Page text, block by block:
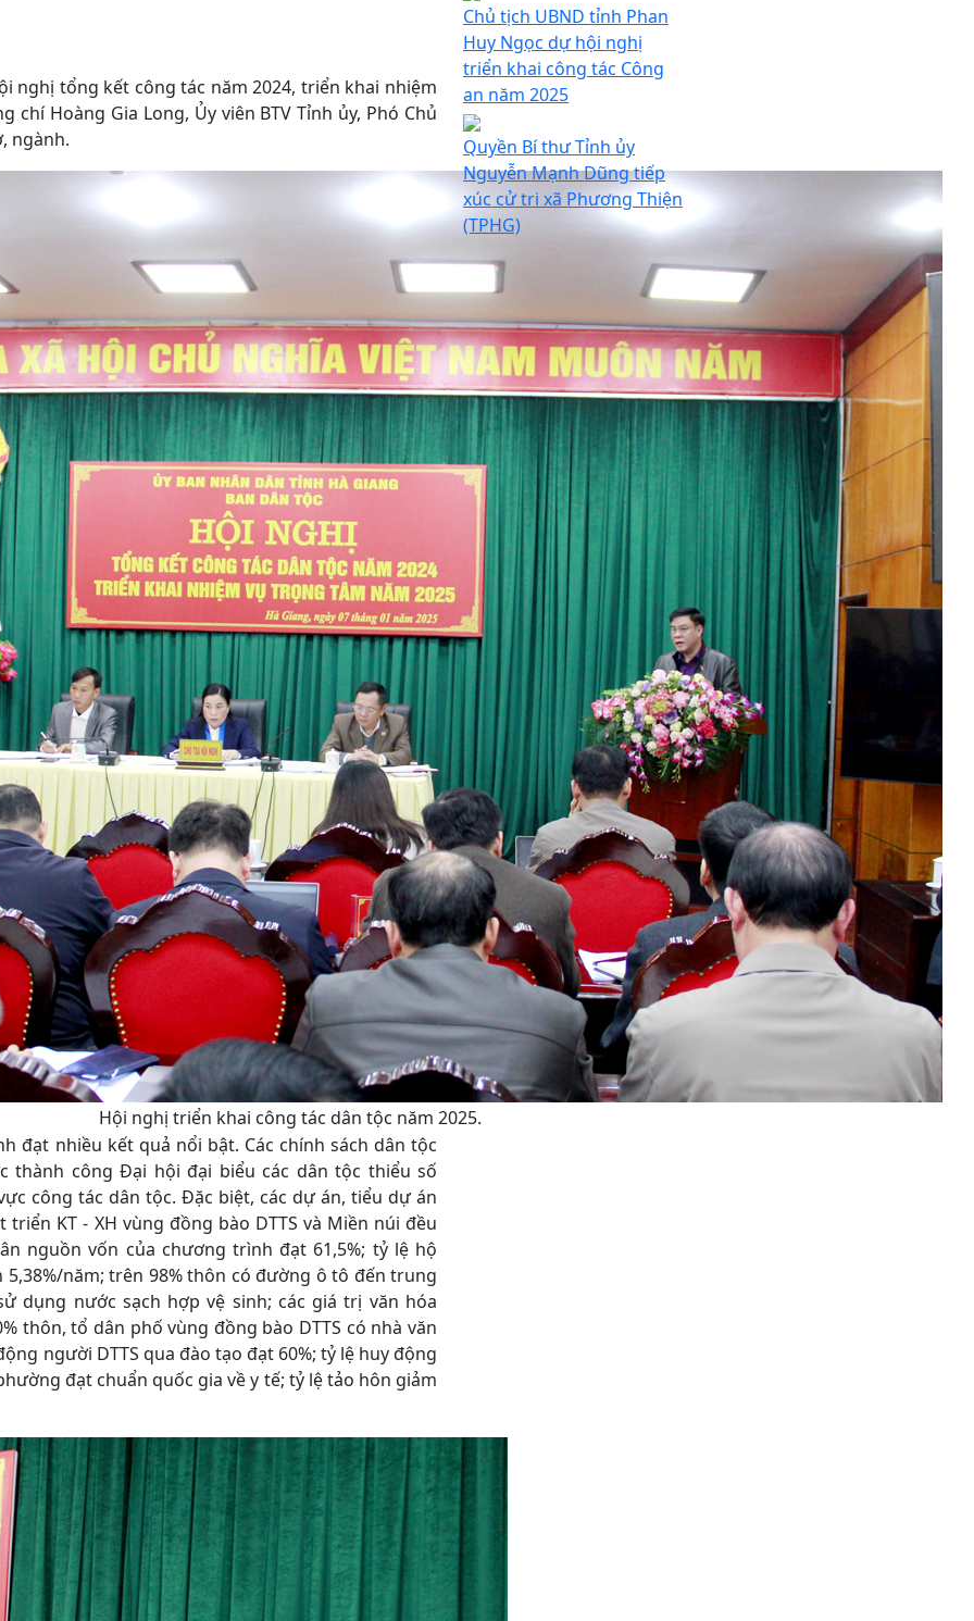
nghị tổng kết công tác năm 2024, triển khai nhiệm
Hoàng Gia Long, Ủy viên BTV Tỉnh ủy, Phó Chủ
ngành.
Hội nghị triển khai công tác dân tộc năm 2025.
đạt nhiều kết quả nổi bật. Các chính sách dân tộc
thành công Đại hội đại biểu các dân tộc thiểu số
công tác dân tộc. Đặc biệt, các dự án, tiểu dự án
KT - XH vùng đồng bào DTTS và Miền núi đều
nguồn vốn của chương trình đạt 61,5%; tỷ lệ hộ
năm; trên 98% thôn có đường ô tô đến trung
dụng nước sạch hợp vệ sinh; các giá trị văn hóa
thôn, tổ dân phố vùng đồng bào DTTS có nhà văn
người DTTS qua đào tạo đạt 60%; tỷ lệ huy động
đạt chuẩn quốc gia về y tế; tỷ lệ tảo hôn giảm
Chủ tịch UBND tỉnh Phan
Huy Ngọc dự hội nghị
triển khai công tác Công
an năm 2025
Quyền Bí thư Tỉnh ủy
Nguyễn Mạnh Dũng tiếp
xúc cử tri xã Phương Thiện
(TPHG)